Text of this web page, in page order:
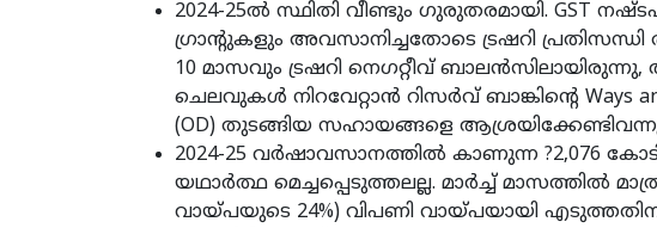
2024-25ല്‍ സ്ഥിതി വീണ്ടും ഗുരുതരമായി. GST
ഗ്രാന്റുകളും അവസാനിച്ചതോടെ ട്രഷറി പ്രതിസന്ധി
10 മാസവും ട്രഷറി നെഗറ്റീവ്
ചെലവുകള്‍ നിറവേറ്റാന്‍ റിസര്‍വ് ബാങ്കിന്റെ Ways and
(OD) തുടങ്ങിയ സഹായങ്ങളെ
2024-25 വര്‍ഷാവസാനത്തില്‍ കാണുന്ന ?2,076
യഥാര്‍ത്ഥ മെച്ചപ്പെടുത്തലല്ല. മാര്‍ച്ച് മാസത്തില്‍
വായ്പയുടെ 24%) വിപണി വായ്പയായി